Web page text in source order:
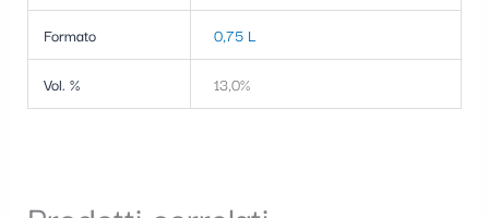
Formato 0,75 L
Vol. % 13,0%